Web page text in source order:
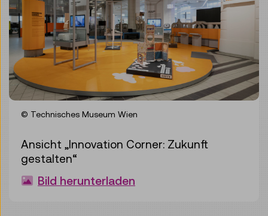
© Technisches Museum Wien
Ansicht „Innovation Corner: Zukunft
gestalten“
Bild herunterladen